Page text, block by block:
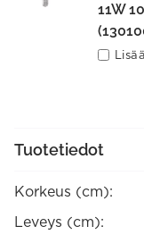
11W
Lisää
Tuotetiedot
Korkeus (cm):
Leveys (cm):